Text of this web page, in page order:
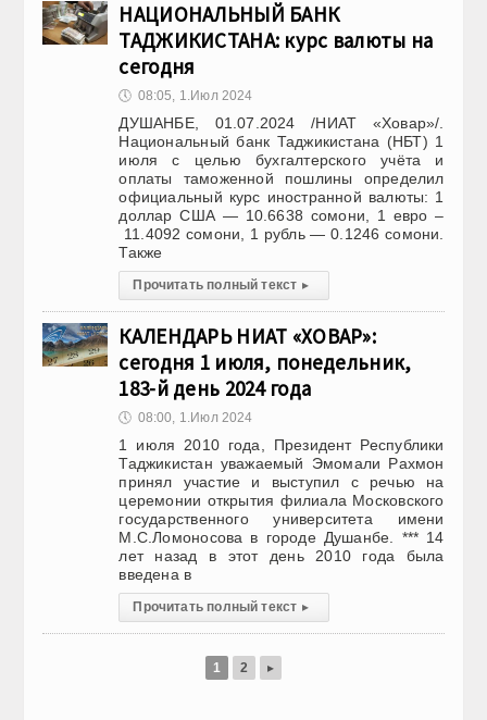
НАЦИОНАЛЬНЫЙ БАНК
ТАДЖИКИСТАНА: курс валюты на
сегодня
🕔 08:05, 1.Июл 2024
ДУШАНБЕ, 01.07.2024 /НИАТ «Ховар»/.
Национальный банк Таджикистана (НБТ) 1
июля с целью бухгалтерского учёта и
оплаты таможенной пошлины определил
официальный курс иностранной валюты: 1
доллар США — 10.6638 сомони, 1 евро –
11.4092 сомони, 1 рубль — 0.1246 сомони.
Также
Прочитать полный текст ▸
КАЛЕНДАРЬ НИАТ «ХОВАР»:
сегодня 1 июля, понедельник,
183-й день 2024 года
🕔 08:00, 1.Июл 2024
1 июля 2010 года, Президент Республики
Таджикистан уважаемый Эмомали Рахмон
принял участие и выступил с речью на
церемонии открытия филиала Московского
государственного университета имени
М.С.Ломоносова в городе Душанбе. *** 14
лет назад в этот день 2010 года была
введена в
Прочитать полный текст ▸
1 2 ▸